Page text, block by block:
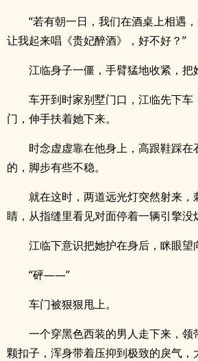
“若有朝一日，我们在酒桌上相遇
让我起来唱《贵妃醉酒》，好不好？”
江临身子一僵，手臂猛地收紧，把
车开到时家别墅门口，江临先下车
门，伸手扶着她下来。
时念虚虚靠在他身上，高跟鞋踩在
的，脚步有些不稳。
就在这时，两道远光灯突然射来，
睛，从指缝里看见对面停着一辆引擎没
江临下意识把她护在身后，眯眼望
“砰——”
车门被狠狠甩上。
一个穿黑色西装的男人走下来，领
颗扣子，浑身带着压抑到极致的戾气，